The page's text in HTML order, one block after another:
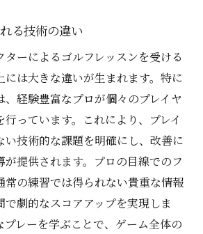
る技術の違い
ターによるゴルフレッスンを受ける
には大きな違いが生まれます。特に
、経験豊富なプロが個々のプレイヤ
っています。これにより、プレイ
い技術的な課題を明確にし、改善に
が提供されます。プロの目線でのフ
常の練習では得られない貴重な情報
で劇的なスコアアップを実現しま
プレーを学ぶことで、ゲーム全体の